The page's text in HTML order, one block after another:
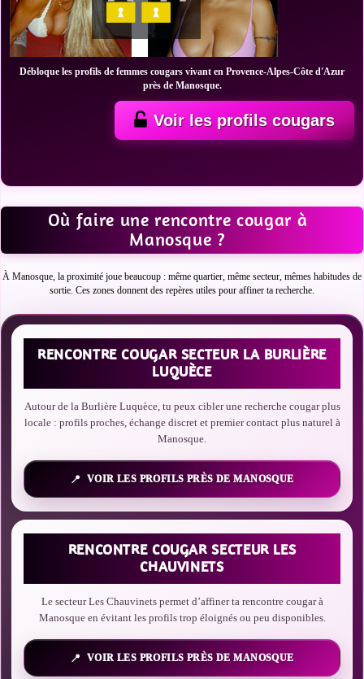
Débloque les profils de femmes cougars vivant en Provence-Alpes-Côte d'Azur
près de Manosque.
Voir les profils cougars
Où faire une rencontre cougar à
Manosque ?
À Manosque, la proximité joue beaucoup : même quartier, même secteur, mêmes habitudes de
sortie. Ces zones donnent des repères utiles pour affiner ta recherche.
RENCONTRE COUGAR SECTEUR LA BURLIÈRE
LUQUÈCE
Autour de la Burlière Luquèce, tu peux cibler une recherche cougar plus
locale : profils proches, échange discret et premier contact plus naturel à
Manosque.
VOIR LES PROFILS PRÈS DE MANOSQUE
RENCONTRE COUGAR SECTEUR LES
CHAUVINETS
Le secteur Les Chauvinets permet d’affiner ta rencontre cougar à
Manosque en évitant les profils trop éloignés ou peu disponibles.
VOIR LES PROFILS PRÈS DE MANOSQUE